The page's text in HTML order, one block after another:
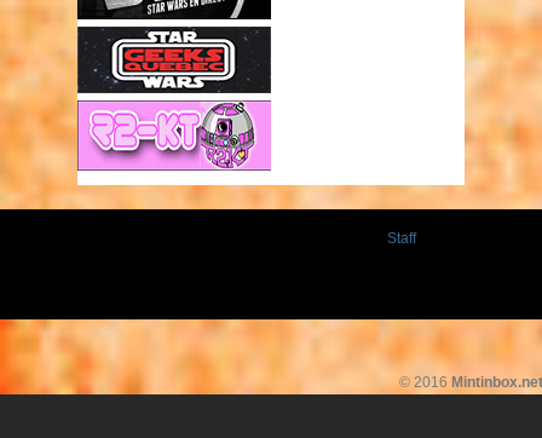
Staff
© 2016 Mintinbox.net